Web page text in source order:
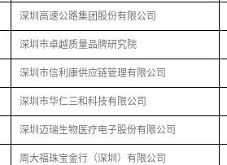
深圳高速公路集团股份有限公司
深圳市卓越质量品牌研究院
深圳市信利康供应链管理有限公司
深圳市华仁三和科技有限公司
深圳迈瑞生物医疗电子股份有限公司
周大福珠宝金行（深圳）有限公司